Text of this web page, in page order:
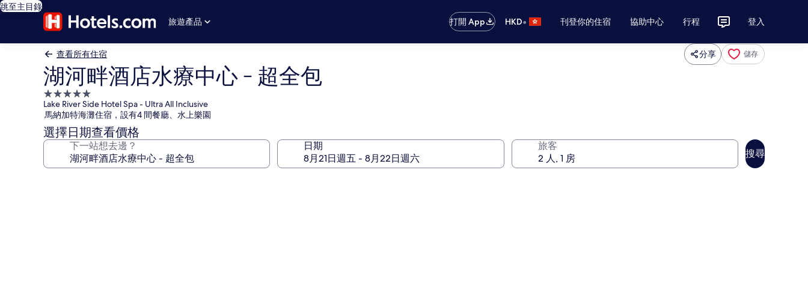
跳至主目錄
旅遊產品
打開 App HKD• 刊登你的住宿 協助中心 行程 登入
查看所有住宿 分享 儲存
湖河畔酒店水療中心 - 超全包
5.0
星
級
住
宿
Lake River Side Hotel Spa - Ultra All Inclusive
馬納加特海灘住宿，設有4 間餐廳、水上樂園
選擇日期查看價格
下一站想去邊？ 日期 旅客
搜尋